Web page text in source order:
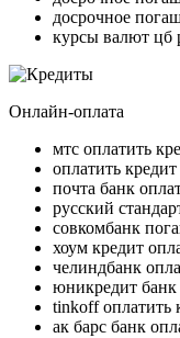
досрочное
курсы валют цб
Онлайн-оплата
мтс оплатить
оплатить
почта банк
русский
совкомбанк
хоум кредит
челиндбанк
юникредит банк
tinkoff оплатить
ак барс банк